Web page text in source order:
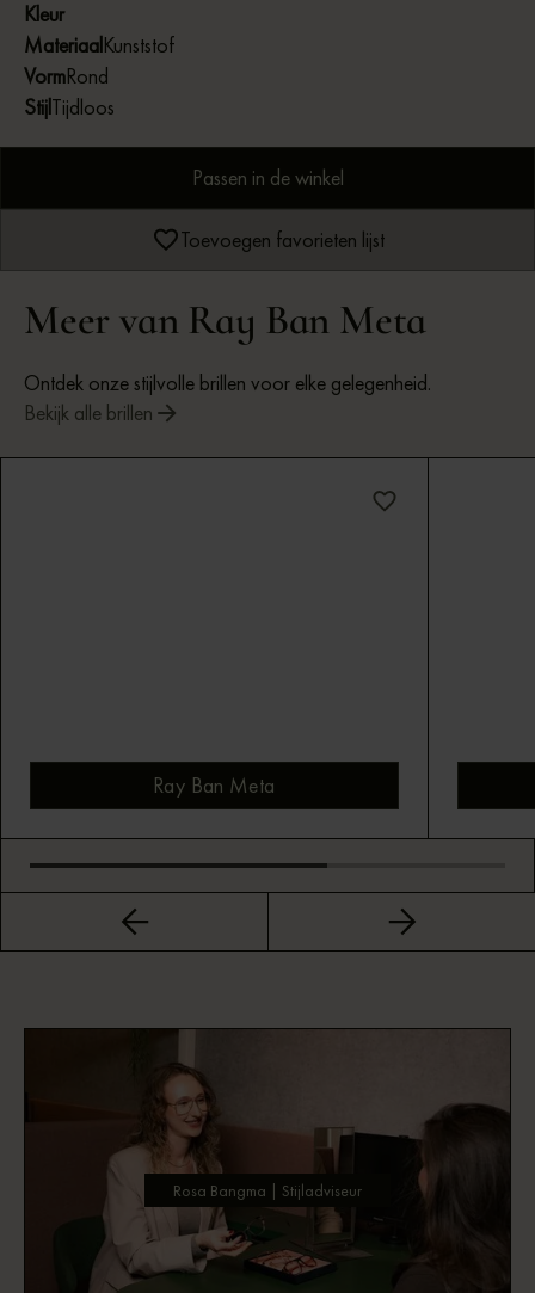
Kleur
MateriaalKunststof
VormRond
StijlTijdloos
Passen in de winkel
Toevoegen favorieten lijst
Meer van Ray Ban Meta
Ontdek onze stijlvolle brillen voor elke gelegenheid.
Bekijk alle brillen
Ray Ban Meta
Bekijk montuur
Rosa Bangma | Stijladviseur